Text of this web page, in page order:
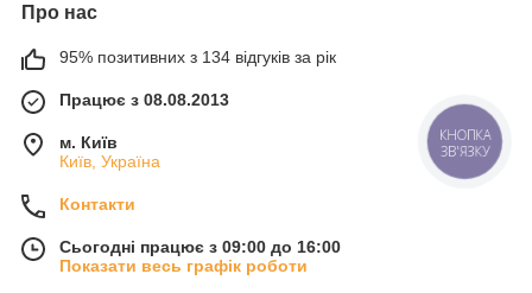
Про нас
95% позитивних з 134 відгуків за рік
Працює з 08.08.2013
м. Київ
Київ, Україна
Контакти
Сьогодні працює з 09:00 до 16:00
Показати весь графік роботи
КНОПКА
ЗВ'ЯЗКУ